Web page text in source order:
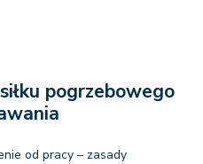
pogrzebowego
od pracy – zasady